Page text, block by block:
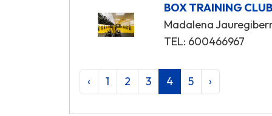
BOX TRAINING CLUB
Madalena
TEL: 600466967
‹ 1 2 3 4 5 ›